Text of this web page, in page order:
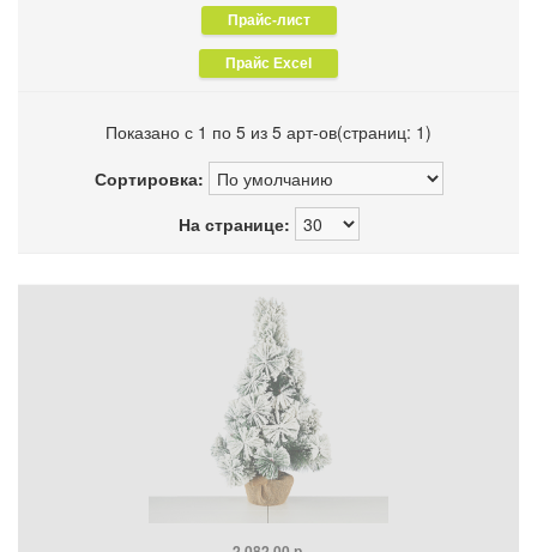
Показано с 1 по 5 из 5 арт-ов(страниц: 1)
Сортировка:
На странице: